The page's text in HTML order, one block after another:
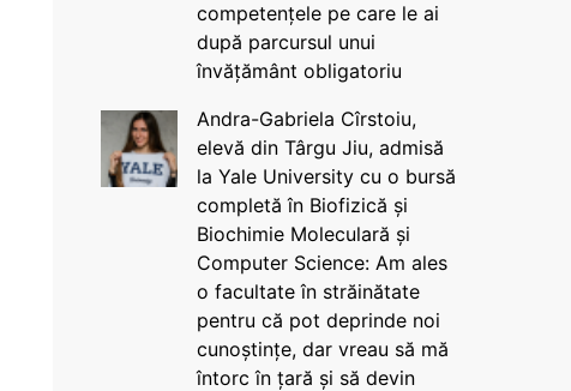
competențele pe care le ai
după parcursul unui
învățământ obligatoriu
Andra-Gabriela Cîrstoiu,
elevă din Târgu Jiu, admisă
la Yale University cu o bursă
completă în Biofizică și
Biochimie Moleculară și
Computer Science: Am ales
o facultate în străinătate
pentru că pot deprinde noi
cunoștințe, dar vreau să mă
întorc în țară și să devin